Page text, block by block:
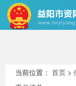
当前位置：首页 >